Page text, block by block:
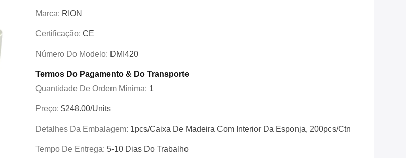
Marca: RION
Certificação: CE
Número Do Modelo: DMI420
Termos Do Pagamento & Do Transporte
Quantidade De Ordem Mínima: 1
Preço: $248.00/Units
Detalhes Da Embalagem: 1pcs/caixa De Madeira Com Interior Da Esponja, 200pcs/ctn
Tempo De Entrega: 5-10 Dias Do Trabalho